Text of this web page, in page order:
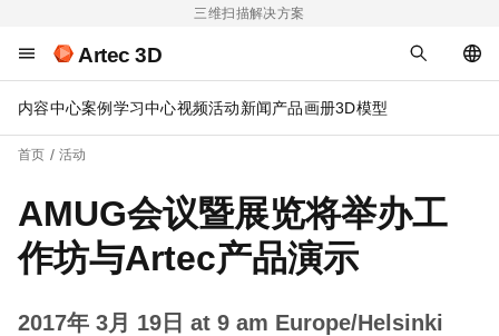
三维扫描解决方案
Artec 3D
内容中心案例 学习中心视频活动新闻产品画册3D模型
首页 活动
AMUG会议暨展览将举办工
作坊与Artec产品演示
2017年 3月 19日 at 9 am Europe/Helsinki